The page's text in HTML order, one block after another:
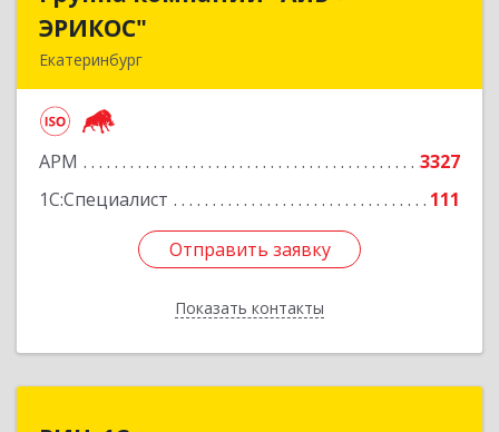
ЭРИКОС"
Екатеринбург
АРМ
3327
1С:Специалист
111
Отправить заявку
Показать контакты
Подробнее
Отправить заявку
Назад